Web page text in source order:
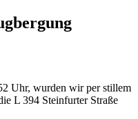
Uhr, wurden wir per stillem
L 394 Steinfurter Straße